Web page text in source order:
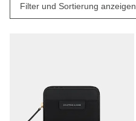
Filter und Sortierung anzeigen